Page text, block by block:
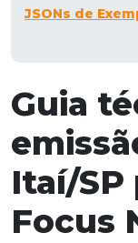
Guia
Itaí/SP
Focus
JSONs de